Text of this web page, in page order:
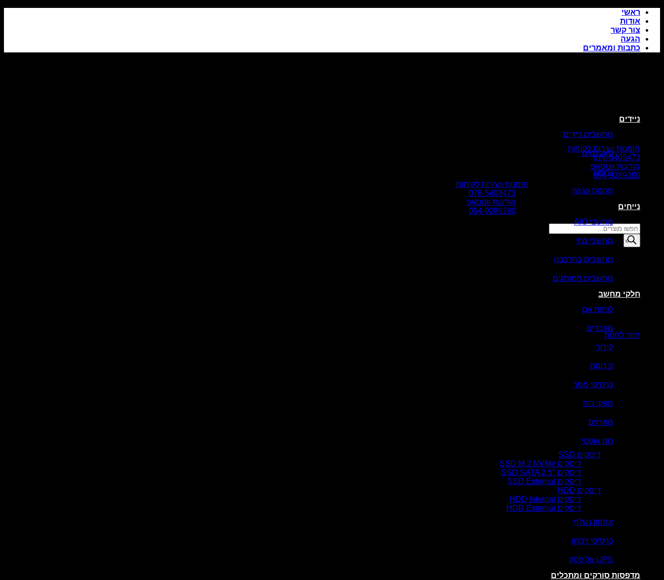
Skip
content
ראשי
אודות
צור קשר
הגעה
כתבות ומאמרים
הזמנות ושירות לקוחות
076-5403473
הודעות ווטסאפ
054-9289280
הזמנות ושירות לקוחות
076-5403473
הודעות ווטסאפ
054-9289280
Products
search
סל קניות
חזור לחנות
ניידים
מחשבים ניידים
טאבלטים
תיקים
תחנות עגינה
נייחים
מחשבי AIO
מחשבי מיני
מחשבים בהרכבה
מחשבים ממותגים
חלקי מחשב
לוחות אם
מעבדים
קירור
זכרונות
כרטיסי מסך
ספקי כוח
מארזים
כונן אופטי
דיסקים SSD
דיסקים SSD M.2 NVMe
דיסקים SSD SATA 2.5″
דיסקים SSD External
דיסקים HDD
דיסקים HDD Internal
דיסקים HDD External
אחסון נשלף
כרטיסי זיכרון
UPS אל פסק
מדפסות סורקים ומתכלים